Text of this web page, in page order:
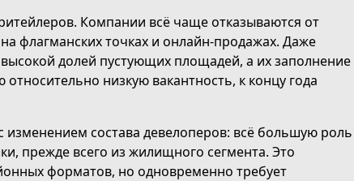
Компании всё чаще отказываются от
флагманских точках и онлайн-продажах. Даже
долей пустующих площадей, а их заполнение
низкую вакантность, к концу года
изменением состава девелоперов: всё большую роль
прежде всего из жилищного сегмента. Это
форматов, но одновременно требует